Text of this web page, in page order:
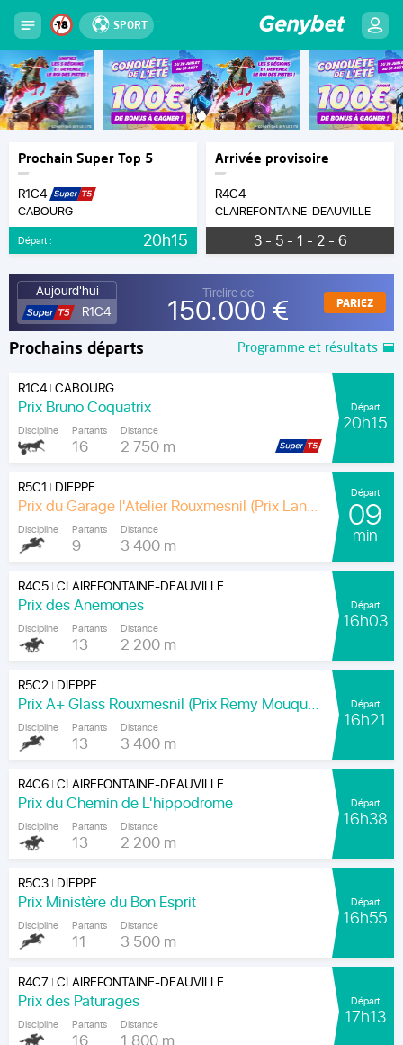
SPORT
Prochain Super Top 5
R1C4
CABOURG
Départ : 20h15
Arrivée provisoire
R4C4
CLAIREFONTAINE-DEAUVILLE
3 - 5 - 1 - 2 - 6
Aujourd'hui
R1C4
Tirelire de
150.000 € PARIEZ
Prochains départs Programme et résultats
R1C4|CABOURG
Prix Bruno Coquatrix
Discipline Partants
16
Distance
2 750 m
Départ
20h15
R5C1 | DIEPPE
Prix du Garage l'Atelier Rouxmesnil (Prix Lands End)
Discipline Partants
9
Distance
3 400 m
Départ
09
min
R4C5|CLAIREFONTAINE-DEAUVILLE
Prix des Anemones
Discipline Partants
13
Distance
2 200 m
Départ
16h03
R5C2| DIEPPE
Prix A+ Glass Rouxmesnil (Prix Remy Mouquet)
Discipline Partants
13
Distance
3 400 m
Départ
16h21
R4C6|CLAIREFONTAINE-DEAUVILLE
Prix du Chemin de L'hippodrome
Discipline Partants
13
Distance
2 200 m
Départ
16h38
R5C3| DIEPPE
Prix Ministère du Bon Esprit
Discipline Partants
11
Distance
3 500 m
Départ
16h55
R4C7 |CLAIREFONTAINE-DEAUVILLE
Prix des Paturages
Discipline Partants Distance
Départ
17h13